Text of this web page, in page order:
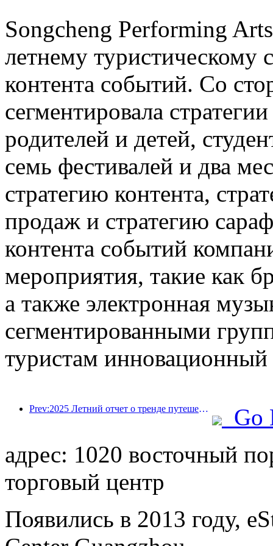
Songcheng Performing
летнему туристическому
контента событий. Со
сегментировала
родителей и детей,
семь фестивалей и два
стратегию контента,
продаж и стратегию
контента событий
мероприятия, такие как
а также электронная
сегментированными
туристам
Prev:2025 Летний отчет о тренде путешествий: учетная база клиентов-ребенка с учетом более 60%
Go
адрес: 1020 восточный
торговый центр
Появились в 2013 году,